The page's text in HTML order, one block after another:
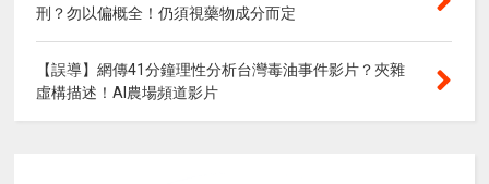
刑？勿以偏概全！仍須視藥物成分而定
【誤導】網傳41分鐘理性分析台灣毒油事件影片？夾雜
虛構描述！AI農場頻道影片